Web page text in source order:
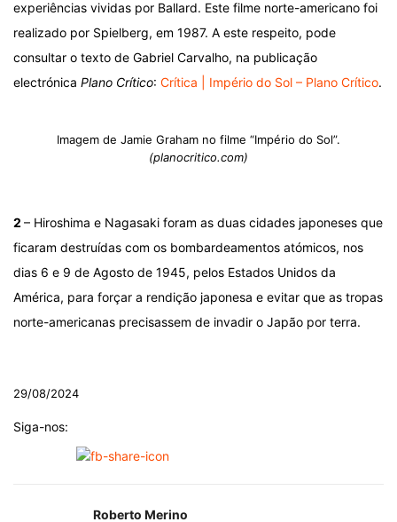
experiências vividas por Ballard. Este filme norte-americano foi
realizado por Spielberg, em 1987. A este respeito, pode
consultar o texto de Gabriel Carvalho, na publicação
electrónica Plano Crítico: Crítica | Império do Sol – Plano Crítico.
Imagem de Jamie Graham no filme “Império do Sol”.
(planocritico.com)
2 – Hiroshima e Nagasaki foram as duas cidades japoneses que
ficaram destruídas com os bombardeamentos atómicos, nos
dias 6 e 9 de Agosto de 1945, pelos Estados Unidos da
América, para forçar a rendição japonesa e evitar que as tropas
norte-americanas precisassem de invadir o Japão por terra.
29/08/2024
Siga-nos:
Roberto Merino